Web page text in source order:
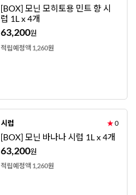
[BOX] 모닌 모히토용 민트 향 시
럽 1L x 4개
63,200원
적립예정액 1,260원
시럽 ★0
[BOX] 모닌 바나나 시럽 1L x 4개
63,200원
적립예정액 1,260원